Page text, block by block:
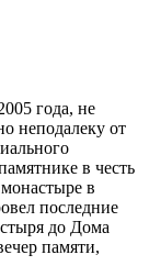
года, не
неподалеку от
в честь
в
последние
до Дома
памяти,